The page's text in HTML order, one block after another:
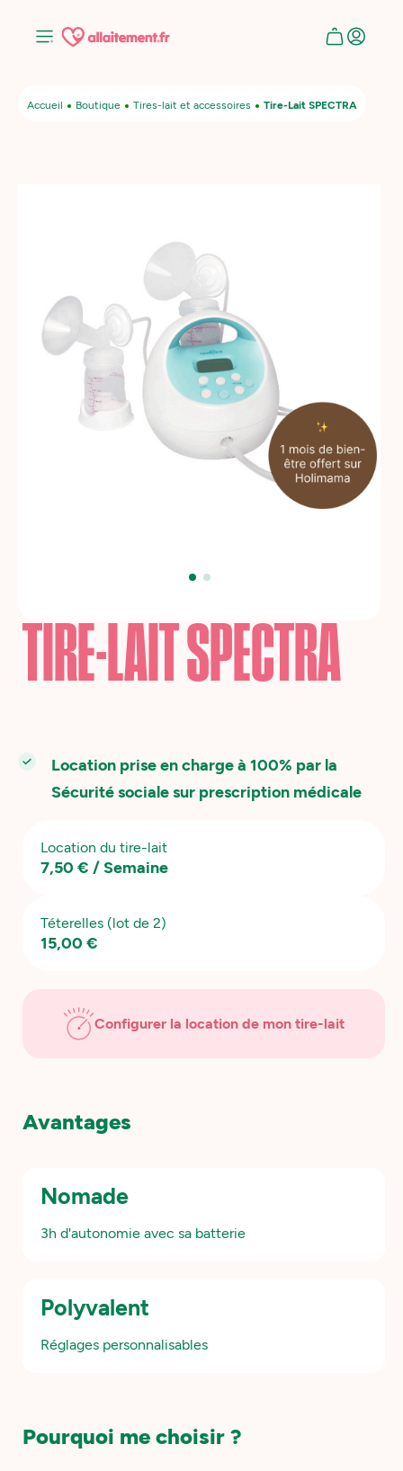
Accueil Boutique Tires-lait et accessoires Tire-Lait SPECTRA
TIRE-LAIT SPECTRA
Location prise en charge à 100% par la
Sécurité sociale sur prescription médicale
Location du tire-lait
7,50 € / Semaine
Téterelles (lot de 2)
15,00 €
Configurer la location de mon tire-lait
Avantages
Nomade
3h d'autonomie avec sa batterie
Polyvalent
Réglages personnalisables
Pourquoi me choisir ?